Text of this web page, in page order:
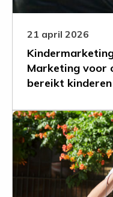
Marketing voor
bereikt
21 april 2026
voedsel
bereikt
kinderen
volop
Leer
meer
over
Helft